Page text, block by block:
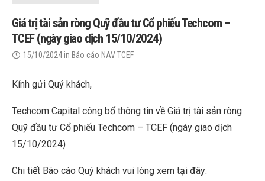
Giá trị tài sản ròng Quỹ đầu tư Cổ phiếu Techcom –
TCEF (ngày giao dịch 15/10/2024)
15/10/2024in Báo cáo NAV TCEF
Kính gửi Quý khách,
Techcom Capital công bố thông tin về Giá trị tài sản ròng
Quỹ đầu tư Cổ phiếu Techcom – TCEF (ngày giao dịch
15/10/2024)
Chi tiết Báo cáo Quý khách vui lòng xem tại đây: